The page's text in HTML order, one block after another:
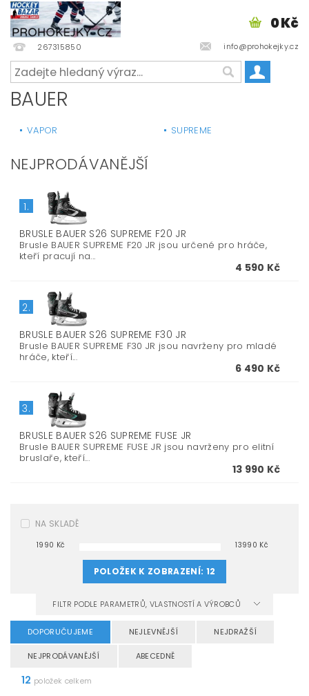
267315850 info@prohokejky.cz
0 Kč
BAUER
VAPOR SUPREME
NEJPRODÁVANĚJŠÍ
1.
BRUSLE BAUER S26 SUPREME F20 JR
Brusle BAUER SUPREME F20 JR jsou určené pro hráče,
kteří pracují na...
4 590 Kč
2.
BRUSLE BAUER S26 SUPREME F30 JR
Brusle BAUER SUPREME F30 JR jsou navrženy pro mladé
hráče, kteří...
6 490 Kč
3.
BRUSLE BAUER S26 SUPREME FUSE JR
Brusle BAUER SUPREME FUSE JR jsou navrženy pro elitní
bruslaře, kteří...
13 990 Kč
NA SKLADĚ
1990 Kč 13990 Kč
POLOŽEK K ZOBRAZENÍ: 12
FILTR PODLE PARAMETRŮ, VLASTNOSTÍ A VÝROBCŮ
DOPORUČUJEME NEJLEVNĚJŠÍ NEJDRAŽŠÍ
NEJPRODÁVANĚJŠÍ ABECEDNĚ
12 položek celkem